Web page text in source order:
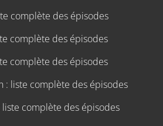
complète des épisodes
complète des épisodes
complète des épisodes
: liste complète des épisodes
liste complète des épisodes